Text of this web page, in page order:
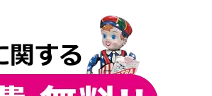
（Anime 25th collection）
バンダイ
（メモリアルコレクショ
ン）